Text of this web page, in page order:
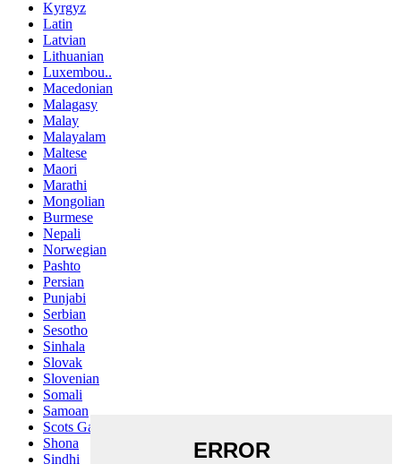
Kyrgyz
Latin
Latvian
Lithuanian
Luxembou..
Macedonian
Malagasy
Malay
Malayalam
Maltese
Maori
Marathi
Mongolian
Burmese
Nepali
Norwegian
Pashto
Persian
Punjabi
Serbian
Sesotho
Sinhala
Slovak
Slovenian
Somali
Samoan
Scots Gaelic
Shona
Sindhi